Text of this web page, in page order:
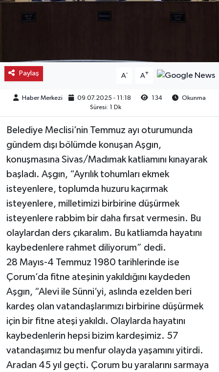
Paylaş A- A+
Haber Merkezi 09.07.2025 - 11:18 134
Okunma
Süresi: 1 Dk
Belediye Meclisi’nin Temmuz ayı oturumunda
gündem dışı bölümde konuşan Aşgın,
konuşmasına Sivas/Madımak katliamını kınayarak
başladı. Aşgın, “Ayrılık tohumları ekmek
isteyenlere, toplumda huzuru kaçırmak
isteyenlere, milletimizi birbirine düşürmek
isteyenlere rabbim bir daha fırsat vermesin. Bu
olaylardan ders çıkaralım. Bu katliamda hayatını
kaybedenlere rahmet diliyorum” dedi.
28 Mayıs-4 Temmuz 1980 tarihlerinde ise
Çorum’da fitne ateşinin yakıldığını kaydeden
Aşgın, “Alevi ile Sünni’yi, aslında ezelden beri
kardeş olan vatandaşlarımızı birbirine düşürmek
için bir fitne ateşi yakıldı. Olaylarda hayatını
kaybedenlerin hepsi bizim kardeşimiz. 57
vatandaşımız bu menfur olayda yaşamını yitirdi.
Aradan 45 yıl geçti. Çorum bu yaralarını sarmaya
Mecitözü
Ortaköy
Sağlık